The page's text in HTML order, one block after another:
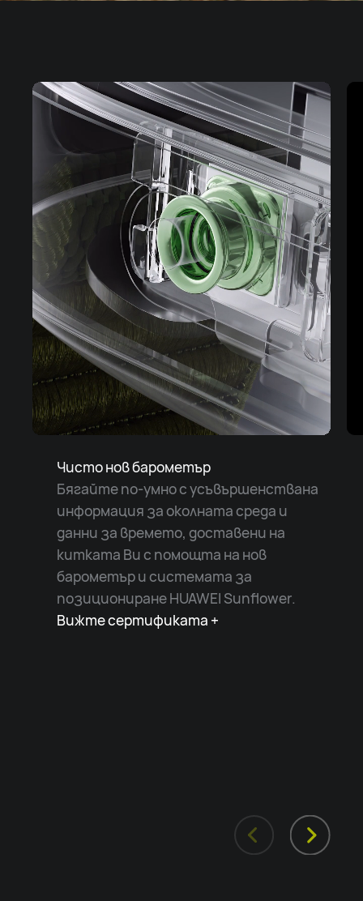
Чисто нов барометър
Бягайте по-умно с усъвършенствана
информация за околната среда и
данни за времето, доставени на
китката Ви с помощта на нов
барометър и системата за
позициониране HUAWEI Sunflower.
Вижте сертификата +